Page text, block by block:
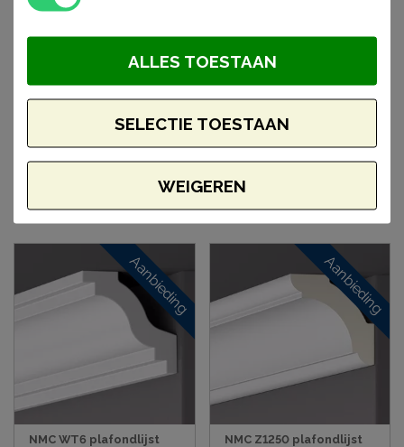
Orac CB510N plafondlijst
€ 9,98
BESTELLEN
Orac CB501N plafondlijst
€ 7,25
Aanbieding
NMC WT6 plafondlijst
Aanbieding
NMC Z1250 plafondlijst
WEIGEREN
SELECTIE TOESTAAN
ALLES TOESTAAN